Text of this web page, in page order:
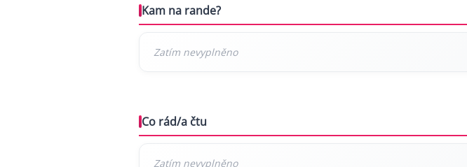
Kam na rande?
Co rád/a čtu